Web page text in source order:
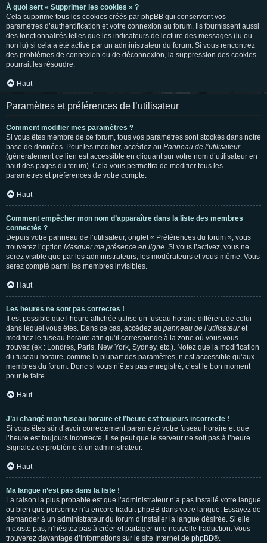
À quoi sert « Supprimer les cookies » ?
Cela supprime tous les cookies créés par phpBB qui conservent vos
paramètres d’authentification et votre connexion au forum. Ils fournissent aussi
des fonctionnalités telles que les indicateurs de lecture des messages (lu ou
non lu) si cela a été activé par un administrateur du forum. Si vous rencontrez
des problèmes de connexion ou de déconnexion, la suppression des cookies
pourrait les résoudre.
Haut
Paramètres et préférences de l’utilisateur
Comment modifier mes paramètres ?
Si vous êtes membre de ce forum, tous vos paramètres sont stockés dans notre
base de données. Pour les modifier, accédez au Panneau de l’utilisateur
(généralement ce lien est accessible en cliquant sur votre nom d’utilisateur en
haut des pages du forum). Cela vous permettra de modifier tous les
paramètres et préférences de votre compte.
Haut
Comment empêcher mon nom d’apparaître dans la liste des membres
connectés ?
Depuis votre panneau de l’utilisateur, onglet « Préférences du forum », vous
trouverez l’option Masquer ma présence en ligne. Si vous l’activez, vous ne
serez visible que par les administrateurs, les modérateurs et vous-même. Vous
serez compté parmi les membres invisibles.
Haut
Les heures ne sont pas correctes !
Il est possible que l’heure affichée utilise un fuseau horaire différent de celui
dans lequel vous êtes. Dans ce cas, accédez au panneau de l’utilisateuret
modifiez le fuseau horaire afin qu’il corresponde à la zone où vous vous
trouvez (ex : Londres, Paris, New York, Sydney, etc.). Notez que la modification
du fuseau horaire, comme la plupart des paramètres, n’est accessible qu’aux
membres du forum. Donc si vous n’êtes pas enregistré, c’est le bon moment
pour le faire.
Haut
J’ai changé mon fuseau horaire et l’heure est toujours incorrecte !
Si vous êtes sûr d’avoir correctement paramétré votre fuseau horaire et que
l’heure est toujours incorrecte, il se peut que le serveur ne soit pas à l’heure.
Signalez ce problème à un administrateur.
Haut
Ma langue n’est pas dans la liste !
La raison la plus probable est que l’administrateur n’a pas installé votre langue
ou bien que personne n’a encore traduit phpBB dans votre langue. Essayez de
demander à un administrateur du forum d’installer la langue désirée. Si elle
n’existe pas, n’hésitez pas à créer et partager une nouvelle traduction. Vous
trouverez davantage d’informations sur le site Internet de phpBB®.